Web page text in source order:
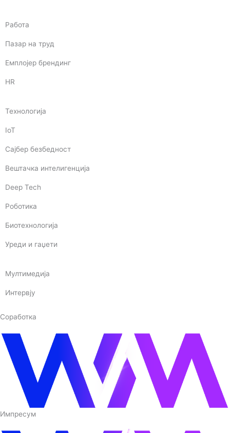
Работа
Пазар на труд
Емплојер брендинг
HR
Технологија
IoT
Сајбер безбедност
Вештачка интелигенција
Deep Tech
Роботика
Биотехнологија
Уреди и гаџети
Мултимедија
Интервју
Соработка
Импресум